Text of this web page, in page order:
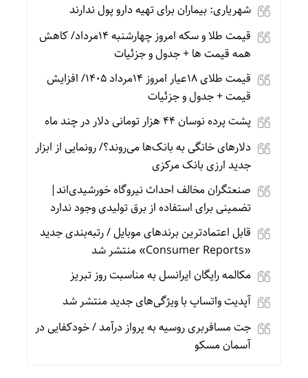
شهریاری: بیماران برای تهیه دارو پول ندارند
قیمت طلا و سکه امروز چهارشنبه 14مرداد/ کاهش
همه قیمت ها + جدول و جزئیات
قیمت طلای 18عیار امروز 14مرداد 1405/ افزایش
قیمت + جدول و جزئیات
پشت پرده نوسان ۴۴ هزار تومانی دلار در چند ماه
دلارهای خانگی به بانک‌ها می‌روند؟/ رونمایی از ابزار
جدید ارزی بانک مرکزی
صنعتگران مخالف احداث نیروگاه خورشیدی‌اند|
تضمینی برای استفاده از برق تولیدی وجود ندارد
قابل اعتمادترین برندهای موبایل / رتبه‌بندی جدید
«Consumer Reports» منتشر شد
مکالمه رایگان ایرانسل به مناسبت روز تبریز
آپدیت‌ واتساپ با ویژگی‌های جدید منتشر شد
جت مسافربری روسیه به پرواز درآمد / خودکفایی در
آسمان مسکو